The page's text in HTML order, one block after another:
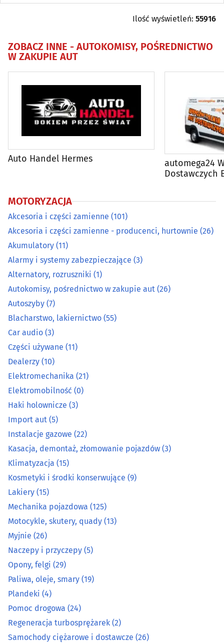
Alternatory, rozruszniki(1)
Autoszyby (7)
Car audio (3)
Dealerzy(10)
Haki holownicze(3)
Import aut(5)
Instalacje gazowe(22)
Kasacja, demontaż, złomowanie pojazdów
Klimatyzacja
Kosmetyki i środki konserwujące
Lakiery(15)
Mechanika pojazdowa
Motocykle, skutery, quady
Myjnie(26)
Naczepy i przyczepy
Opony, felgi (29)
Paliwa, oleje, smary
Plandeki(4)
Pomoc drogowa
Regeneracja turbosprężarek (2)
Ilość wyświetleń: 55916
ZOBACZ INNE - AUTOKOMISY, POŚREDNICTWO
W ZAKUPIE AUT
Auto Handel Hermes
automega24
Dostawczych
MOTORYZACJA
Akcesoria i części zamienne (101)
Akcesoria i części zamienne - producenci, hurtownie (26)
Akumulatory (11)
Alarmy i systemy zabezpieczające (3)
Alternatory, rozruszniki (1)
Autokomisy, pośrednictwo w zakupie aut (26)
Autoszyby (7)
Blacharstwo, lakiernictwo (55)
Car audio (3)
Części używane (11)
Dealerzy (10)
Elektromechanika (21)
Elektromobilność (0)
Haki holownicze (3)
Import aut (5)
Instalacje gazowe (22)
Kasacja, demontaż, złomowanie pojazdów (3)
Klimatyzacja (15)
Kosmetyki i środki konserwujące (9)
Lakiery (15)
Mechanika pojazdowa (125)
Motocykle, skutery, quady (13)
Myjnie (26)
Naczepy i przyczepy (5)
Opony, felgi (29)
Paliwa, oleje, smary (19)
Plandeki (4)
Pomoc drogowa (24)
Regeneracja turbosprężarek (2)
Samochody ciężarowe i dostawcze (26)